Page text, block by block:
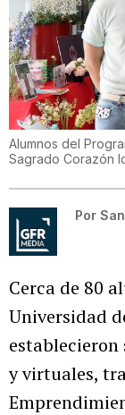
Alumnos del
Sagrado Corazón
Por
Cerca de 80
Universidad
establecieron
y virtuales,